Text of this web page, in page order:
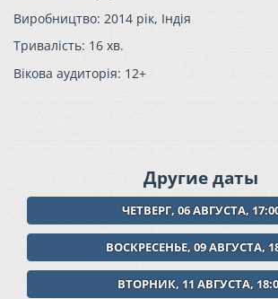
Виробництво: 2014 рік, Індія
Тривалість: 16 хв.
Вікова аудиторія: 12+
Другие даты
ЧЕТВЕРГ, 06 АВГУСТА,
ВОСКРЕСЕНЬЕ, 09 АВГУСТА,
ВТОРНИК, 11 АВГУСТА,